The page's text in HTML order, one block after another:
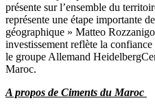
présente sur l’ensemble du
représente une étape importante
géographique » Matteo
investissement reflète la
le groupe Allemand
Maroc.
A propos de Ciments du Maroc